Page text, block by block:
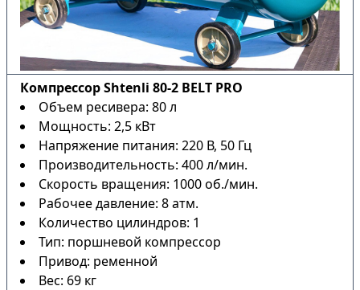
Компрессор Shtenli 80-2 BELT PRO
Объем ресивера: 80 л
Мощность: 2,5 кВт
Напряжение питания: 220 В, 50 Гц
Производительность: 400 л/мин.
Скорость вращения: 1000 об./мин.
Рабочее давление: 8 атм.
Количество цилиндров: 1
Тип: поршневой компрессор
Привод: ременной
Вес: 69 кг